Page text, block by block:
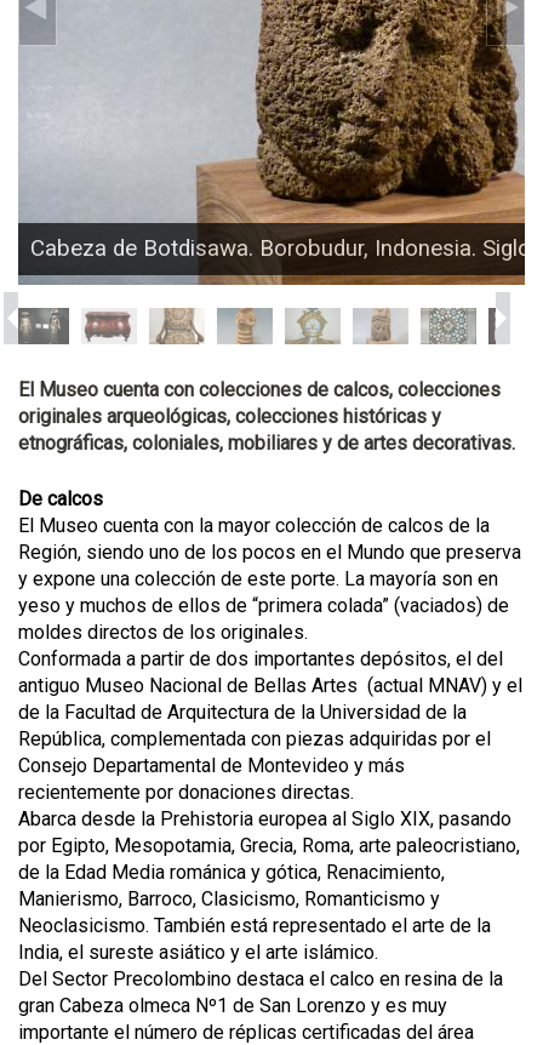
Cabeza de Botdisawa. Borobudur, Indonesia. Siglo
El Museo cuenta con colecciones de calcos, colecciones
originales arqueológicas, colecciones históricas y
etnográficas, coloniales, mobiliares y de artes decorativas.
De calcos
El Museo cuenta con la mayor colección de calcos de la
Región, siendo uno de los pocos en el Mundo que preserva
y expone una colección de este porte. La mayoría son en
yeso y muchos de ellos de “primera colada” (vaciados) de
moldes directos de los originales.
Conformada a partir de dos importantes depósitos, el del
antiguo Museo Nacional de Bellas Artes (actual MNAV) y el
de la Facultad de Arquitectura de la Universidad de la
República, complementada con piezas adquiridas por el
Consejo Departamental de Montevideo y más
recientemente por donaciones directas.
Abarca desde la Prehistoria europea al Siglo XIX, pasando
por Egipto, Mesopotamia, Grecia, Roma, arte paleocristiano,
de la Edad Media románica y gótica, Renacimiento,
Manierismo, Barroco, Clasicismo, Romanticismo y
Neoclasicismo. También está representado el arte de la
India, el sureste asiático y el arte islámico.
Del Sector Precolombino destaca el calco en resina de la
gran Cabeza olmeca Nº1 de San Lorenzo y es muy
importante el número de réplicas certificadas del área